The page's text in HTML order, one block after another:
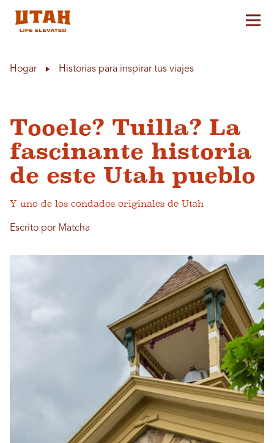
Hogar Historias para inspirar tus viajes
Tooele? Tuilla? La
fascinante historia
de este Utah pueblo
Y uno de los condados originales de Utah
Escrito por Matcha